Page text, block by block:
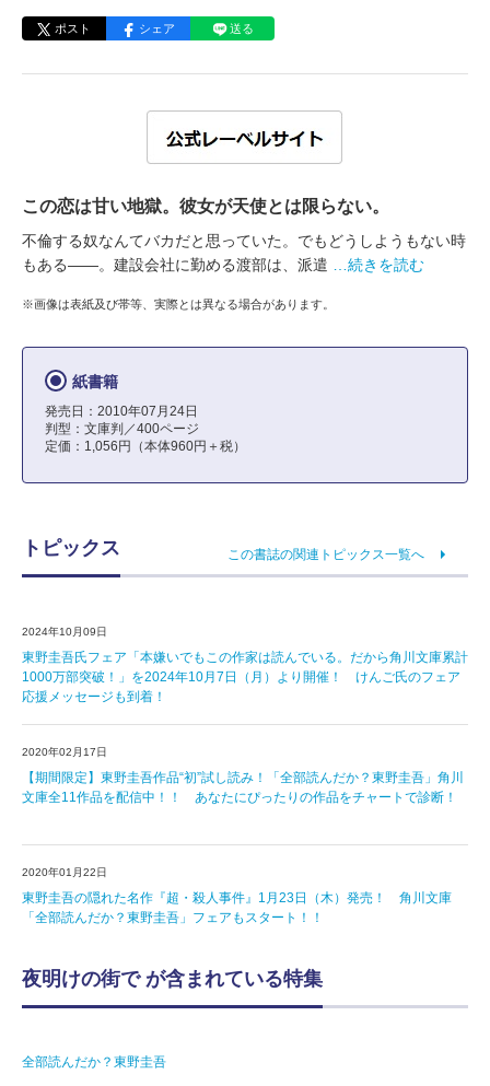
ポスト シェア 送る
この恋は甘い地獄。彼女が天使とは限らない。
不倫する奴なんてバカだと思っていた。でもどうしようもない時
もある――。建設会社に勤める渡部は、派遣
…続きを読む
※画像は表紙及び帯等、実際とは異なる場合があります。
紙書籍
発売日：2010年07月24日
判型：文庫判／400ページ
定価：1,056円（本体960円＋税）
トピックス この書誌の関連トピックス一覧へ
2024年10月09日
東野圭吾氏フェア「本嫌いでもこの作家は読んでいる。だから角川文庫累計
1000万部突破！」を2024年10月7日（月）より開催！ けんご氏のフェア
応援メッセージも到着！
2020年02月17日
【期間限定】東野圭吾作品“初”試し読み！「全部読んだか？東野圭吾」角川
文庫全11作品を配信中！！ あなたにぴったりの作品をチャートで診断！
2020年01月22日
東野圭吾の隠れた名作『超・殺人事件』1月23日（木）発売！ 角川文庫
「全部読んだか？東野圭吾」フェアもスタート！！
夜明けの街で が含まれている特集
全部読んだか？東野圭吾